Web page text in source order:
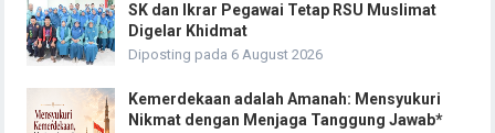
SK dan Ikrar Pegawai Tetap RSU Muslimat
Digelar Khidmat
Diposting pada 6 August 2026
Kemerdekaan adalah Amanah: Mensyukuri
Nikmat dengan Menjaga Tanggung Jawab*